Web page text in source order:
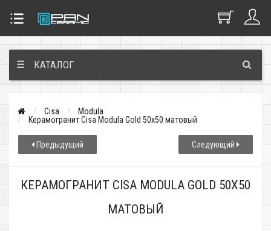
☰ КАТАЛОГ
Cisa
Modula
Керамогранит Cisa Modula Gold 50x50 матовый
Предыдущий Следующий
КЕРАМОГРАНИТ CISA MODULA GOLD 50X50
МАТОВЫЙ